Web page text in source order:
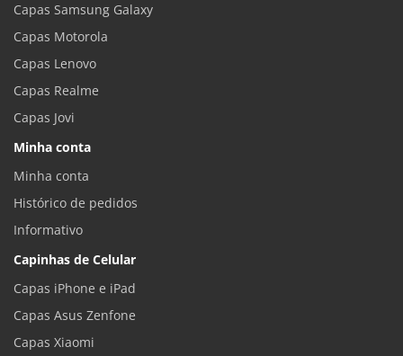
Capas Samsung Galaxy
Capas Motorola
Capas Lenovo
Capas Realme
Capas Jovi
Minha conta
Minha conta
Histórico de pedidos
Informativo
Capinhas de Celular
Capas iPhone e iPad
Capas Asus Zenfone
Capas Xiaomi